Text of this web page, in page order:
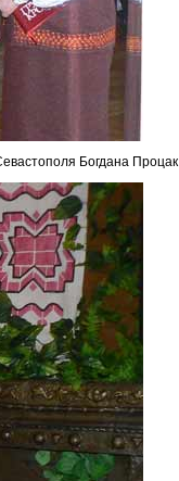
Богдана Процак